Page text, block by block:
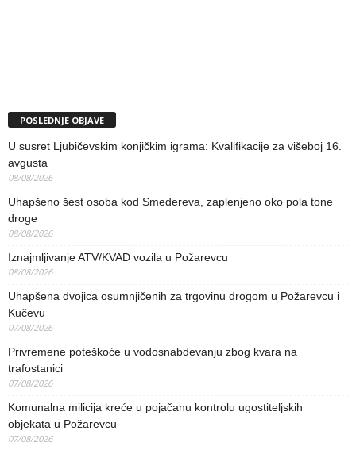
POSLEDNJE OBJAVE
U susret Ljubičevskim konjičkim igrama: Kvalifikacije za višeboj 16.
avgusta
08/08/2026
Uhapšeno šest osoba kod Smedereva, zaplenjeno oko pola tone
droge
08/08/2026
Iznajmljivanje ATV/KVAD vozila u Požarevcu
08/08/2026
Uhapšena dvojica osumnjičenih za trgovinu drogom u Požarevcu i
Kučevu
07/08/2026
Privremene poteškoće u vodosnabdevanju zbog kvara na
trafostanici
07/08/2026
Komunalna milicija kreće u pojačanu kontrolu ugostiteljskih
objekata u Požarevcu
07/08/2026